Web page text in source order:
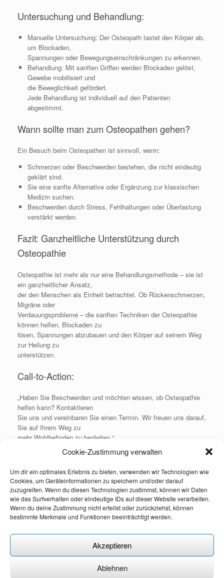
Cookie-Zustimmung verwalten
Um dir ein optimales Erlebnis zu bieten, verwenden wir Technologien wie
Cookies, um Geräteinformationen zu speichern und/oder darauf
zuzugreifen. Wenn du diesen Technologien zustimmst, können wir Daten
wie das Surfverhalten oder eindeutige IDs auf dieser Website verarbeiten.
Wenn du deine Zustimmung nicht erteilst oder zurückziehst, können
bestimmte Merkmale und Funktionen beeinträchtigt werden.
Akzeptieren
Ablehnen
Untersuchung und Behandlung:
Manuelle Untersuchung: Der Osteopath tastet den Körper ab,
um Blockaden,
Spannungen oder Bewegungseinschränkungen zu erkennen.
Behandlung: Mit sanften Griffen werden Blockaden gelöst,
Gewebe mobilisiert und
die Beweglichkeit gefördert.
Jede Behandlung ist individuell auf den Patienten
abgestimmt.
Wann sollte man zum Osteopathen gehen?
Ein Besuch beim Osteopathen ist sinnvoll, wenn:
Schmerzen oder Beschwerden bestehen, die nicht eindeutig
geklärt sind.
Sie eine sanfte Alternative oder Ergänzung zur klassischen
Medizin suchen.
Beschwerden durch Stress, Fehlhaltungen oder Überlastung
verstärkt werden.
Fazit: Ganzheitliche Unterstützung durch
Osteopathie
Osteopathie ist mehr als nur eine Behandlungsmethode – sie ist
ein ganzheitlicher Ansatz,
der den Menschen als Einheit betrachtet. Ob Rückenschmerzen,
Migräne oder
Verdauungsprobleme – die sanften Techniken der Osteopathie
können helfen, Blockaden zu
lösen, Spannungen abzubauen und den Körper auf seinem Weg
zur Heilung zu
unterstützen.
Call-to-Action:​
„Haben Sie Beschwerden und möchten wissen, ob Osteopathie
helfen kann? Kontaktieren
Sie uns und vereinbaren Sie einen Termin. Wir freuen uns darauf,
Sie auf Ihrem Weg zu
mehr Wohlbefinden zu begleiten.“
Wichtiger Hinweis:​
Die hier dargestellten Inhalte dienen der allgemeinen Information
und stellen keine
medizinische Beratung dar. Sie ersetzen weder die Diagnose
noch die Behandlung durch
einen Arzt oder Heilpraktiker. Bei gesundheitlichen Beschwerden
wenden Sie sich bitte an
medizinisches Fachpersonal. Osteopathie versteht sich als
Datenschutzerklärung